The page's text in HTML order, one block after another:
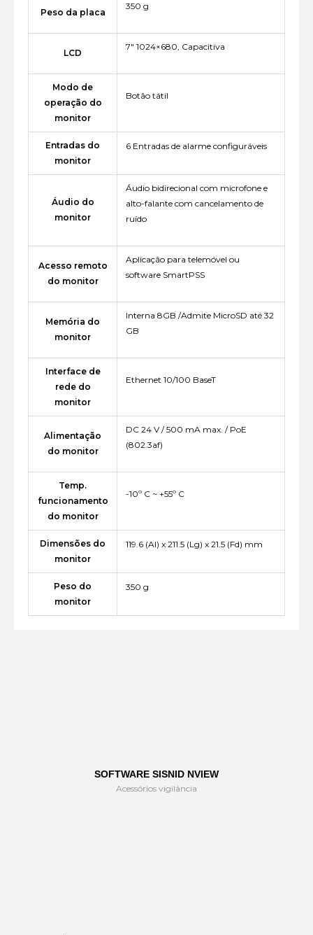
Peso da placa
350 g
LCD
7" 1024×680, Capacitiva
Modo de
operação do
monitor
Botão tátil
Entradas do
monitor
6 Entradas de alarme configuráveis
Áudio do
monitor
Áudio bidirecional com microfone e
alto-falante com cancelamento de
ruído
Acesso remoto
do monitor
Aplicação para telemóvel ou
software SmartPSS
Memória do
monitor
Interna 8GB /Admite MicroSD até 32
GB
Interface de
rede do
monitor
Ethernet 10/100 BaseT
Alimentação
do monitor
DC 24 V / 500 mA max. / PoE
(802.3af)
Temp.
funcionamento
do monitor
-10º C ~ +55º C
Dimensões do
monitor
119.6 (Al) x 211.5 (Lg) x 21.5 (Fd) mm
Peso do
monitor
350 g
SOFTWARE SISNID NVIEW
Acessórios vigilância